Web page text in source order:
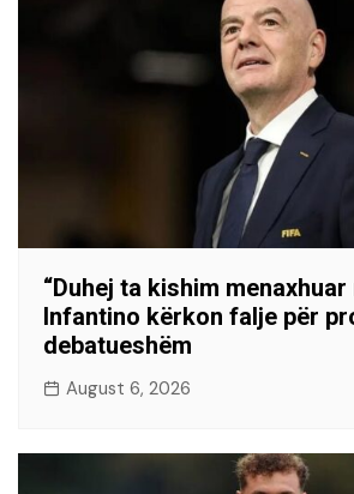
“Duhej ta kishim menaxhuar
Infantino kërkon falje për
debatueshëm
August 6, 2026